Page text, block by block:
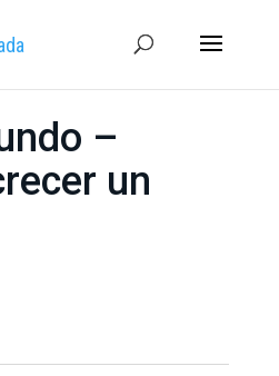
–
un